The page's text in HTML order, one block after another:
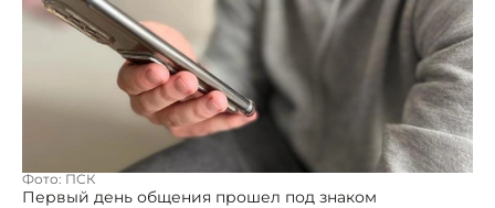
Фото: ПСК
Первый день общения прошел под знаком